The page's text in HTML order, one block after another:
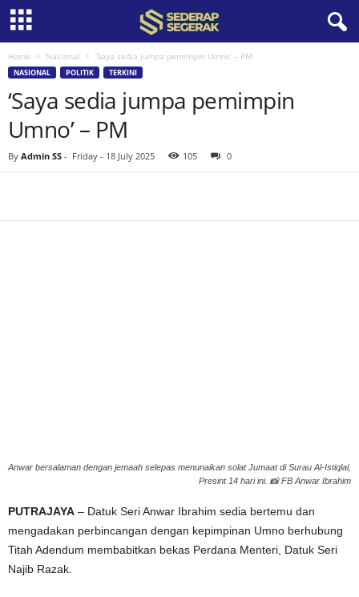
Home Nasional ‘Saya sedia jumpa pemimpin Umno’ – PM
NASIONAL POLITIK TERKINI
‘Saya sedia jumpa pemimpin
Umno’ – PM
By Admin SS - Friday - 18 July 2025 105 0
Anwar bersalaman dengan jemaah selepas menunaikan solat Jumaat di Surau Al-Istiqlal,
Presint 14 hari ini. 📸 FB Anwar Ibrahim
PUTRAJAYA – Datuk Seri Anwar Ibrahim sedia bertemu dan
mengadakan perbincangan dengan kepimpinan Umno berhubung
Titah Adendum membabitkan bekas Perdana Menteri, Datuk Seri
Najib Razak.